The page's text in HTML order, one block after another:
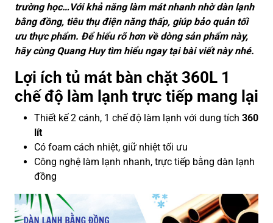
trường học…Với khả năng làm mát nhanh nhờ dàn lạnh
bằng đồng, tiêu thụ điện năng thấp, giúp bảo quản tối
ưu thực phẩm. Để hiểu rõ hơn về dòng sản phẩm này,
hãy cùng Quang Huy tìm hiểu ngay tại bài viết này nhé.
Lợi ích tủ mát bàn chặt 360L 1
chế độ làm lạnh trực tiếp mang lại
Thiết kế 2 cánh, 1 chế độ làm lạnh với dung tích 360
lít
Có foam cách nhiệt, giữ nhiệt tối ưu
Công nghệ làm lạnh nhanh, trực tiếp bằng dàn lạnh
đồng